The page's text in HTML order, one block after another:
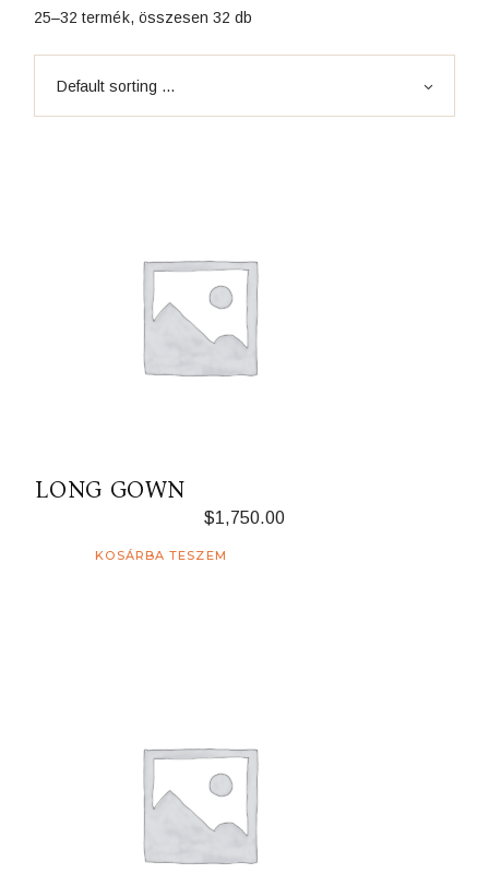
25–32 termék, összesen 32 db
Default sorting ...
LONG GOWN
$1,750.00
KOSÁRBA TESZEM